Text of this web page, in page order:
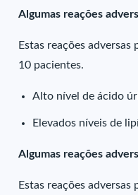
Algumas reações
Estas reações
10 pacientes.
Alto nível de ácido
Elevados níveis de
Algumas reações
Estas reações